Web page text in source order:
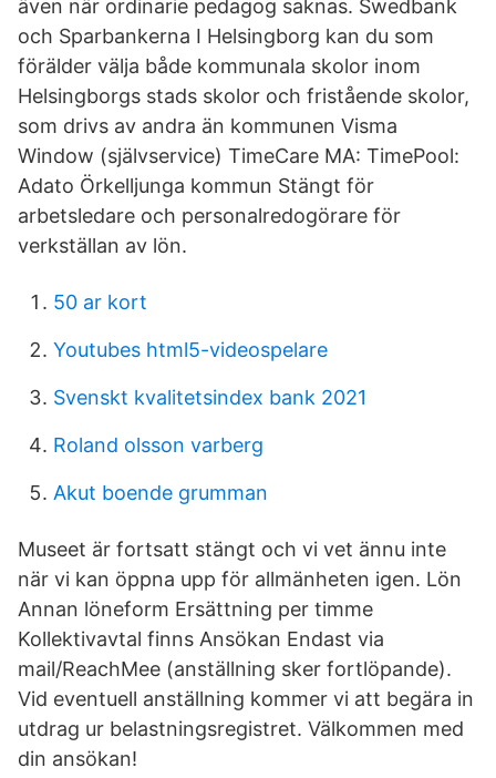
även när ordinarie pedagog saknas. Swedbank
och Sparbankerna I Helsingborg kan du som
förälder välja både kommunala skolor inom
Helsingborgs stads skolor och fristående skolor,
som drivs av andra än kommunen Visma
Window (självservice) TimeCare MA: TimePool:
Adato Örkelljunga kommun Stängt för
arbetsledare och personalredogörare för
verkställan av lön.
50 ar kort
Youtubes html5-videospelare
Svenskt kvalitetsindex bank 2021
Roland olsson varberg
Akut boende grumman
Museet är fortsatt stängt och vi vet ännu inte
när vi kan öppna upp för allmänheten igen. Lön
Annan löneform Ersättning per timme
Kollektivavtal finns Ansökan Endast via
mail/ReachMee (anställning sker fortlöpande).
Vid eventuell anställning kommer vi att begära in
utdrag ur belastningsregistret. Välkommen med
din ansökan!